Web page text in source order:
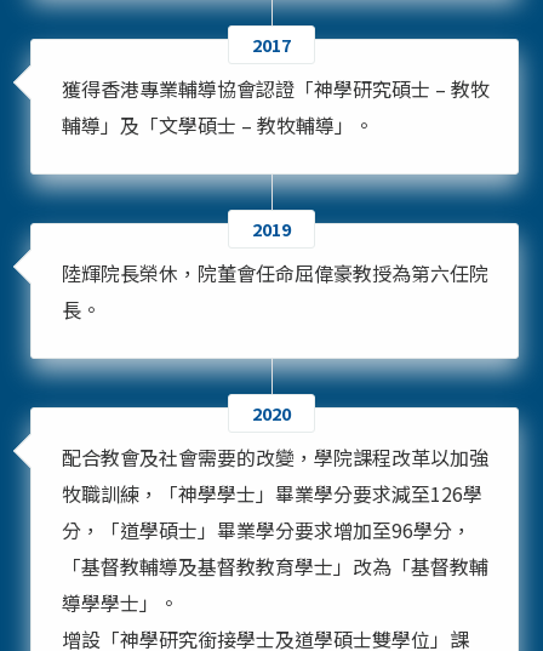
2017
獲得香港專業輔導協會認證「神學研究碩士 – 教牧
輔導」及「文學碩士 – 教牧輔導」。
2019
陸輝院長榮休，院董會任命屈偉豪教授為第六任院
長。
2020
配合教會及社會需要的改變，學院課程改革以加強
牧職訓練，「神學學士」畢業學分要求減至126學
分，「道學碩士」畢業學分要求增加至96學分，
「基督教輔導及基督教教育學士」改為「基督教輔
導學學士」。
增設「神學研究銜接學士及道學碩士雙學位」課